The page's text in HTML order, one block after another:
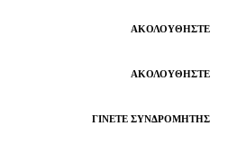
ΑΚΟΛΟΥΘΉΣΤΕ
ΑΚΟΛΟΥΘΉΣΤΕ
ΓΊΝΕΤΕ ΣΥΝΔΡΟΜΗΤΉΣ